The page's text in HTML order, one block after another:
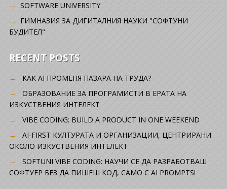
SOFTWARE UNIVERSITY
ГИМНАЗИЯ ЗА ДИГИТАЛНИЯ НАУКИ "СОФТУНИ
БУДИТЕЛ"
RECENT POSTS
КАК AI ПРОМЕНЯ ПАЗАРА НА ТРУДА?
ОБРАЗОВАНИЕ ЗА ПРОГРАМИСТИ В ЕРАТА НА
ИЗКУСТВЕНИЯ ИНТЕЛЕКТ
VIBE CODING: BUILD A PRODUCT IN ONE WEEKEND
AI-FIRST КУЛТУРАТА И ОРГАНИЗАЦИИ, ЦЕНТРИРАНИ
ОКОЛО ИЗКУСТВЕНИЯ ИНТЕЛЕКТ
SOFTUNI VIBE CODING: НАУЧИ СЕ ДА РАЗРАБОТВАШ
СОФТУЕР БЕЗ ДА ПИШЕШ КОД, САМО С AI PROMPTS!